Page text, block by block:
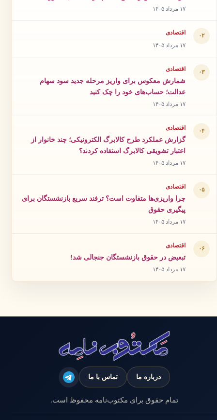
۱۷ مرداد ۱۴۰۵
۰۲ اقتصادی
۱۷ مرداد ۱۴۰۵
۰۳ اقتصادی
شمارش معکوس برای واریز مرحله جدید سود سهام
عدالت؛ حساب‌های خود را چک کنید
۱۷ مرداد ۱۴۰۵
۰۴ اقتصادی
گزارش عملکرد طرح کالابرگ الکترونیکی؛ چند خانوار از
اعتبار تشویقی کالابرگ استفاده کردند؟
۱۷ مرداد ۱۴۰۵
۰۵ اقتصادی
چرا واریزی‌ها متفاوت است؟ ترفند سریع بازنشستگان برای
پیگیری حقوق
۱۷ مرداد ۱۴۰۵
۰۶ اقتصادی
تبعیض در حقوق بازنشستگان جنجالی شد!
۱۷ مرداد ۱۴۰۵
درباره ما تماس با ما
تمام حقوق برای مکتوب‌نامه محفوظ است.